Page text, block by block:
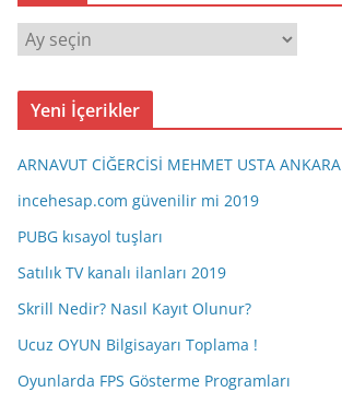
r
ş
Yeni İçerikler
ARNAVUT CİĞERCİSİ MEHMET USTA ANKARA
incehesap.com güvenilir mi 2019
PUBG kısayol tuşları
Satılık TV kanalı ilanları 2019
Skrill Nedir? Nasıl Kayıt Olunur?
Ucuz OYUN Bilgisayarı Toplama !
Oyunlarda FPS Gösterme Programları